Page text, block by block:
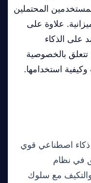
المحتملين
علاوة على
على الذكاء
بالخصوصية
استخدامها.
اصطناعي قوي
في نظام
مع سلوك